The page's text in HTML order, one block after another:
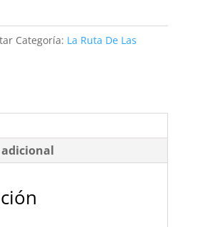
Categoría: La Ruta De Las